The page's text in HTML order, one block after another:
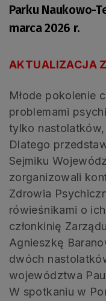
Parku Naukowo-
marca 2026 r.
AKTUALIZACJA
Młode pokolenie
problemami
tylko nastolatków,
Dlatego
Sejmiku
zorganizowali
Zdrowia
rówieśnikami o
członkinię
Agnieszkę
dwóch
województwa
W spotkaniu w